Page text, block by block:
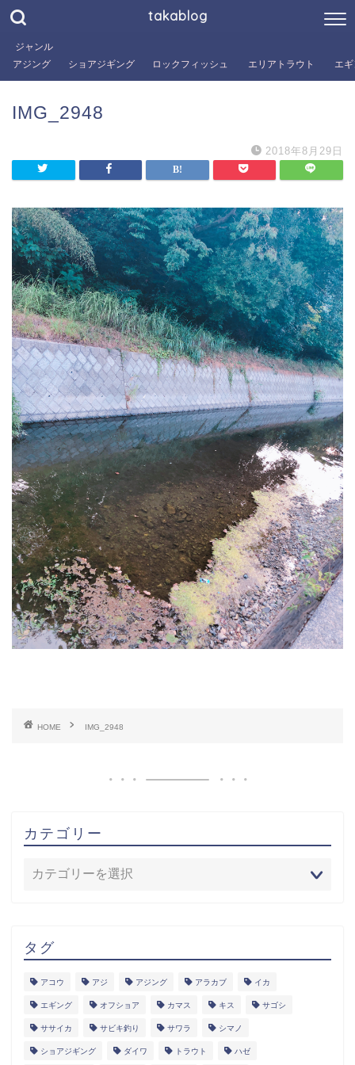
takablog
ジャンル
アジング
ショアジギング ロックフィッシュ エリアトラウト エ
IMG_2948
2018年8月29日
HOME IMG_2948
カテゴリー
タグ
アコウ アジ アジング アラカブ イカ
エギング オフショア カマス キス サゴシ
ササイカ サビキ釣り サワラ シマノ
ショアジギング ダイワ トラウト ハゼ